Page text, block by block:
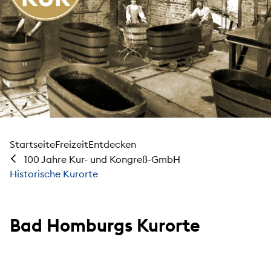
StartseiteFreizeitEntdecken
100 Jahre Kur- und Kongreß-GmbH
Historische Kurorte
Bad Homburgs Kurorte